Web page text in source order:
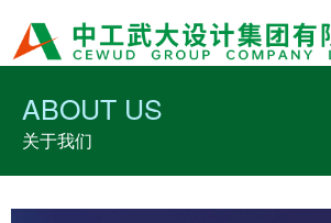
ABOUT US
关于我们